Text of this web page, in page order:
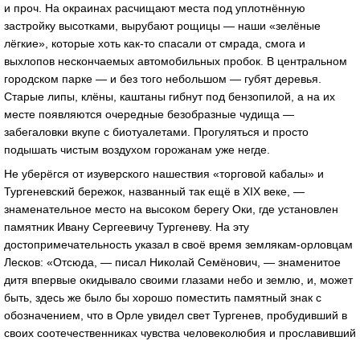
и проч. На окраинах расчищают места под уплотнённую
застройку высотками, вырубают рощицы — наши «зелёные
лёгкие», которые хоть как-то спасали от смрада, смога и
выхлопов нескончаемых автомобильных пробок. В центральном
городском парке — и без того небольшом — губят деревья.
Старые липы, клёны, каштаны гибнут под бензопилой, а на их
месте появляются очередные безобразные чудища —
забегаловки вкупе с биотуалетами. Прогуляться и просто
подышать чистым воздухом горожанам уже негде.
Не уберёгся от изуверского нашествия «торговой кабалы» и
Тургеневский бережок, названный так ещё в XIX веке, —
знаменательное место на высоком берегу Оки, где установлен
памятник Ивану Сергеевичу Тургеневу. На эту
достопримечательность указал в своё время землякам-орловцам
Лесков: «Отсюда, — писал Николай Семёнович, — знаменитое
дитя впервые окидывало своими глазами небо и землю, и, может
быть, здесь же было бы хорошо поместить памятный знак с
обозначением, что в Орле увидел свет Тургенев, пробудивший в
своих соотечественниках чувства человеколюбия и прославивший